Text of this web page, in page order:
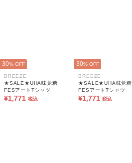
30% OFF
BREEZE
★SALE★UHA味覚糖
FESアートTシャツ
¥1,771 税込
30% OFF
BREEZE
★SALE★UHA味覚糖
FESアートTシャツ
¥1,771 税込